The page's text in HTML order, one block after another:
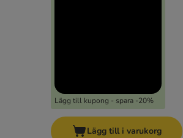
Lägg till kupong - spara -20%
Lägg till i varukorg